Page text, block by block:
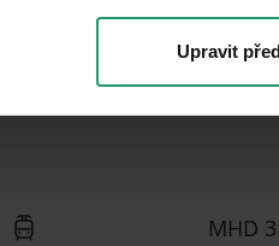
Upravit
CENA ZA JEDNOTKU
MHD